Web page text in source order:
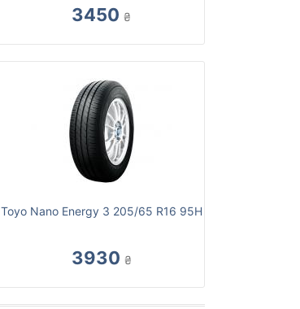
3450 ₴
Toyo Nano Energy 3 205/65 R16 95H
3930 ₴